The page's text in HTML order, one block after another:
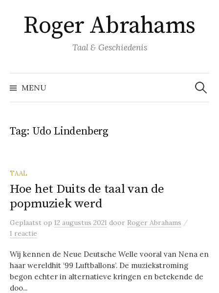
inhoud
springen
Roger Abrahams
Taal & Geschiedenis
MENU
Zoeken
naar:
Tag: Udo Lindenberg
TAAL
Hoe het Duits de taal van de
popmuziek werd
Geplaatst op 12 augustus 2021 door Roger Abrahams /
1 reactie
Wij kennen de Neue Deutsche Welle vooral van Nena en
haar wereldhit ‘99 Luftballons’. De muziekstroming
begon echter in alternatieve kringen en betekende de
doo...